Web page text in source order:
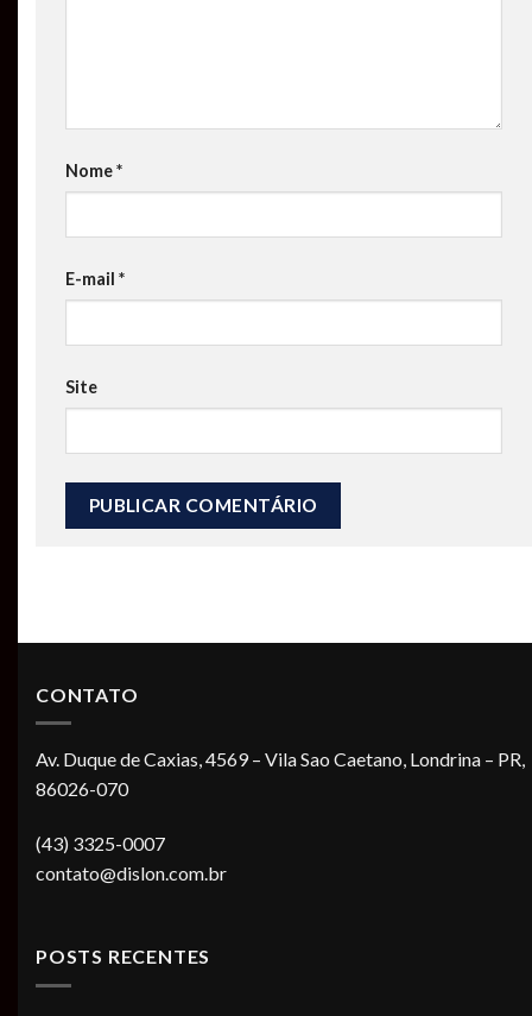
Nome*
E-mail *
Site
CONTATO
Av. Duque de Caxias, 4569 – Vila Sao Caetano, Londrina – PR,
86026-070
(43) 3325-0007
contato@dislon.com.br
POSTS RECENTES